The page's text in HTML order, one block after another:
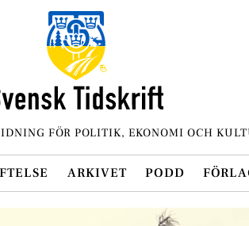
FÖR POLITIK, EKONOMI OCH
ARKIVET PODD